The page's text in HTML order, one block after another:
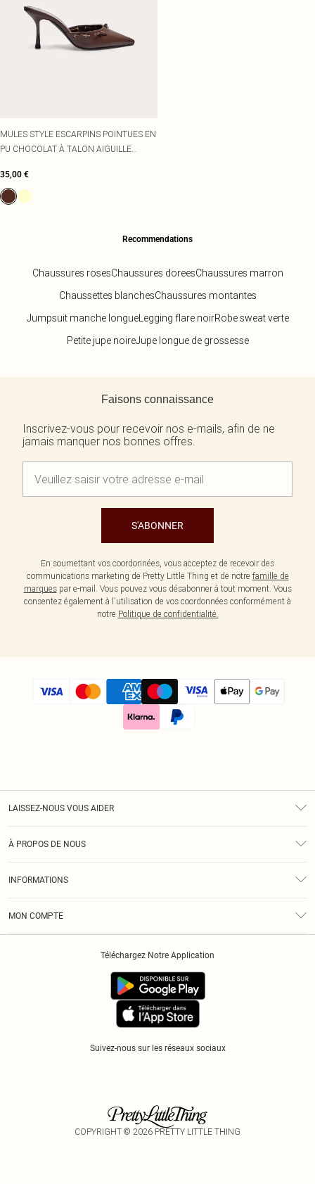
MULES STYLE ESCARPINS POINTUES EN
PU CHOCOLAT À TALON AIGUILLE
35,00 €
Recommendations
Chaussures rosesChaussures doreesChaussures marron
Chaussettes blanchesChaussures montantes
Jumpsuit manche longueLegging flare noirRobe sweat verte
Petite jupe noireJupe longue de grossesse
Faisons connaissance
Inscrivez-vous pour recevoir nos e-mails, afin de ne
jamais manquer nos bonnes offres.
S'ABONNER
En soumettant vos coordonnées, vous acceptez de recevoir des
communications marketing de Pretty Little Thing et de notre famille de
marquespar e-mail. Vous pouvez vous désabonner à tout moment. Vous
consentez également à l'utilisation de vos coordonnées conformément à
notre Politique de confidentialité.
LAISSEZ-NOUS VOUS AIDER
À PROPOS DE NOUS
INFORMATIONS
MON COMPTE
Suivez-nous sur les réseaux sociaux
Téléchargez Notre Application
COPYRIGHT © 2026 PRETTY LITTLE THING